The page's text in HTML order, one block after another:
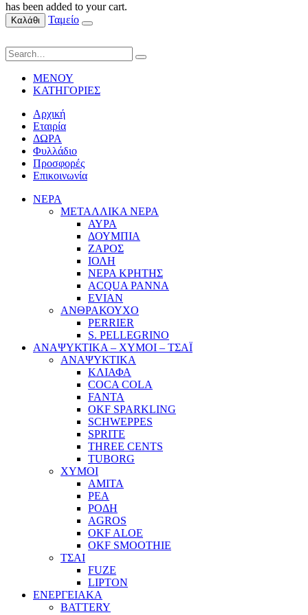
has been added to your cart.
Καλάθι Ταμείο
ΜΕΝΟΥ
ΚΑΤΗΓΟΡΙΕΣ
Αρχική
Εταιρία
ΔΩΡΑ
Φυλλάδιο
Προσφορές
Επικοινωνία
ΝΕΡΑ
ΜΕΤΑΛΛΙΚΑ ΝΕΡΑ
ΑΥΡΑ
ΔΟΥΜΠΙΑ
ΖΑΡΟΣ
ΙΟΛΗ
ΝΕΡΑ ΚΡΗΤΗΣ
ACQUA PANNA
EVIAN
ΑΝΘΡΑΚΟΥΧΟ
PERRIER
S. PELLEGRINO
ΑΝΑΨΥΚΤΙΚΑ – ΧΥΜΟΙ – ΤΣΑΪ
ΑΝΑΨΥΚΤΙΚΑ
ΚΛΙΑΦΑ
COCA COLA
FANTA
OKF SPARKLING
SCHWEPPES
SPRITE
THREE CENTS
TUBORG
ΧΥΜΟΙ
ΑΜΙΤΑ
ΡΕΑ
ΡΟΔΗ
AGROS
OKF ALOE
OKF SMOOTHIE
ΤΣΑΙ
FUZE
LIPTON
ΕΝΕΡΓΕΙΑΚΑ
BATTERY